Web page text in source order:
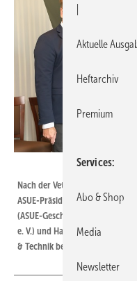
Nach der
ASUE-Präsidiums und
(ASUE-Geschäftsführer), Dr.
e. V.) und Hans-Joachim Polk
& Technik bei der VNG AG).
Aktuelle
Heftarchiv
Premium
Services
Abo & Shop
Media
Newsletter